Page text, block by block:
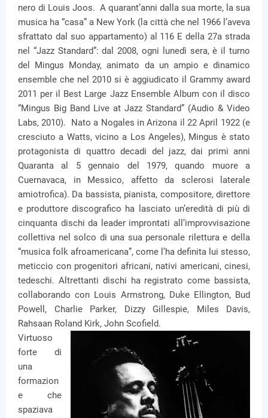
nero di Louis Joos. A quarant’anni dalla sua morte, la sua
musica ha “casa” a New York (la città che nel 1966 l’aveva
sfrattato dal suo appartamento) al 116 E della 27a strada
nel “Jazz Standard”: dal 2008, ogni lunedì sera, è il turno
del Mingus Monday, animato da un ampio e dinamico
ensemble che nel 2010 si è aggiudicato il Grammy award
2011 per il Best Large Jazz Ensemble Album con il disco
“Mingus Big Band Live at Jazz Standard” (Audio & Video
Labs, 2010). Nato a Nogales in Arizona il 22 April 1922 (e
cresciuto a Watts, vicino a Los Angeles), Mingus è stato
protagonista di quattro decadi del jazz, dai primi anni
Quaranta al 5 gennaio del 1979, quando muore a
Cuernavaca, in Messico, affetto da sclerosi laterale
amiotrofica). Da bassista, pianista, compositore, direttore
e produttore discografico ha lasciato un’eredità di più di
cinquanta dischi da leader improntati all’improvvisazione
collettiva nel solco di una sua personale rilettura e della
“musica folk afroamericana”, come l’ha definita lui stesso,
meticcio con progenitori africani, nativi americani, cinesi,
tedeschi. Altrettanti dischi ha registrato come bassista,
collaborando con Louis Armstrong, Duke Ellington, Bud
Powell, Charlie Parker, Dizzy Gillespie, Miles Davis,
Rahsaan Roland Kirk, John Scofield.
Virtuoso
forte di
una
formazion
e che
spaziava